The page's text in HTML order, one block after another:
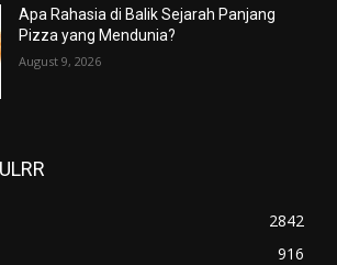
Apa Rahasia di Balik Sejarah Panjang
Pizza yang Mendunia?
August 9, 2026
2842
916